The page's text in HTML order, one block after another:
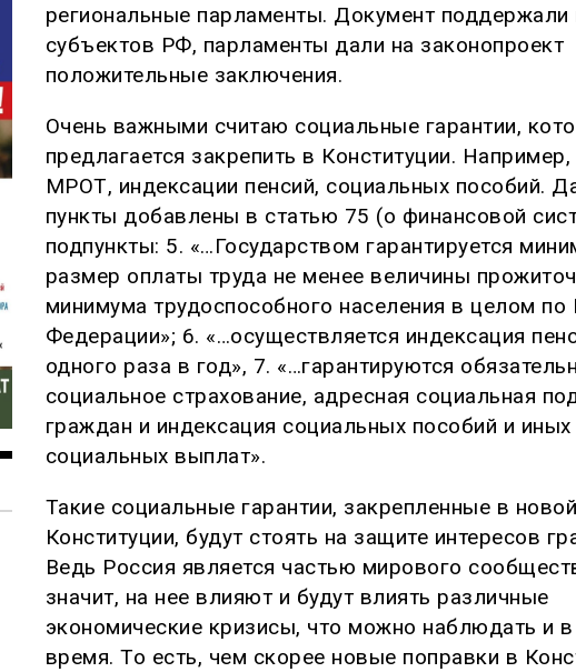
региональные парламенты. Документ поддержали
субъектов РФ, парламенты дали на законопроект
положительные заключения.
Очень важными считаю социальные гарантии,
предлагается закрепить в Конституции.
МРОТ, индексации пенсий, социальных пособий.
пункты добавлены в статью 75 (о финансовой
подпункты: 5. «…Государством гарантируется
размер оплаты труда не менее величины
минимума трудоспособного населения в целом по
Федерации»; 6. «…осуществляется индексация
одного раза в год», 7. «…гарантируются
социальное страхование, адресная социальная
граждан и индексация социальных пособий и иных
социальных выплат».
Такие социальные гарантии, закрепленные в новой
Конституции, будут стоять на защите интересов
Ведь Россия является частью мирового
значит, на нее влияют и будут влиять различные
экономические кризисы, что можно наблюдать и
время. То есть, чем скорее новые поправки в